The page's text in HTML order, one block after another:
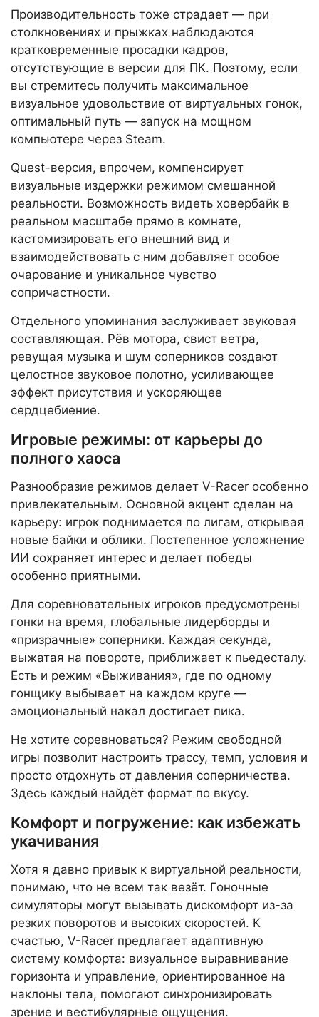
Производительность тоже страдает — при
столкновениях и прыжках наблюдаются
кратковременные просадки кадров,
отсутствующие в версии для ПК. Поэтому, если
вы стремитесь получить максимальное
визуальное удовольствие от виртуальных гонок,
оптимальный путь — запуск на мощном
компьютере через Steam.
Quest-версия, впрочем, компенсирует
визуальные издержки режимом смешанной
реальности. Возможность видеть ховербайк в
реальном масштабе прямо в комнате,
кастомизировать его внешний вид и
взаимодействовать с ним добавляет особое
очарование и уникальное чувство
сопричастности.
Отдельного упоминания заслуживает звуковая
составляющая. Рёв мотора, свист ветра,
ревущая музыка и шум соперников создают
целостное звуковое полотно, усиливающее
эффект присутствия и ускоряющее
сердцебиение.
Игровые режимы: от карьеры до
полного хаоса
Разнообразие режимов делает V-Racer особенно
привлекательным. Основной акцент сделан на
карьеру: игрок поднимается по лигам, открывая
новые байки и облики. Постепенное усложнение
ИИ сохраняет интерес и делает победы
особенно приятными.
Для соревновательных игроков предусмотрены
гонки на время, глобальные лидерборды и
«призрачные» соперники. Каждая секунда,
выжатая на повороте, приближает к пьедесталу.
Есть и режим «Выживания», где по одному
гонщику выбывает на каждом круге —
эмоциональный накал достигает пика.
Не хотите соревноваться? Режим свободной
игры позволит настроить трассу, темп, условия и
просто отдохнуть от давления соперничества.
Здесь каждый найдёт формат по вкусу.
Комфорт и погружение: как избежать
укачивания
Хотя я давно привык к виртуальной реальности,
понимаю, что не всем так везёт. Гоночные
симуляторы могут вызывать дискомфорт из-за
резких поворотов и высоких скоростей. К
счастью, V-Racer предлагает адаптивную
систему комфорта: визуальное выравнивание
горизонта и управление, ориентированное на
наклоны тела, помогают синхронизировать
зрение и вестибулярные ощущения.